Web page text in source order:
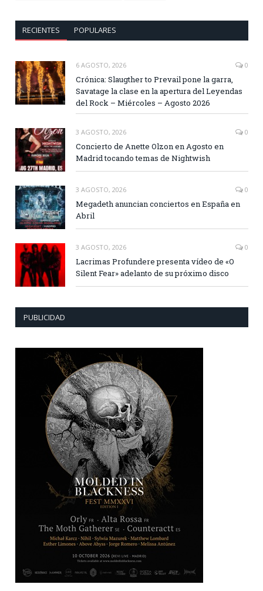
RECIENTES POPULARES
6 AGOSTO, 2026 0
Crónica: Slaugther to Prevail pone la garra,
Savatage la clase en la apertura del Leyendas
del Rock – Miércoles – Agosto 2026
3 AGOSTO, 2026 0
Concierto de Anette Olzon en Agosto en
Madrid tocando temas de Nightwish
3 AGOSTO, 2026 0
Megadeth anuncian conciertos en España en
Abril
3 AGOSTO, 2026 0
Lacrimas Profundere presenta vídeo de «O
Silent Fear» adelanto de su próximo disco
PUBLICIDAD